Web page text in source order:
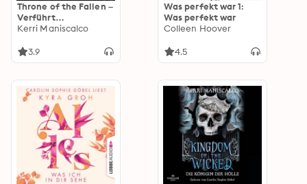
Throne of the Fallen –
Verführt
(Höllenfürsten-Reihe
Adult Fantasy aus der
Kerri Maniscalco
3.9
Was perfekt war 1:
Was perfekt war
Colleen Hoover
4.5